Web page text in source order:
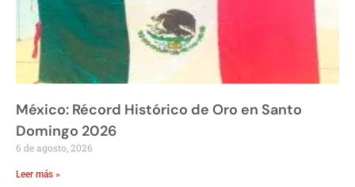
México: Récord Histórico de Oro en Santo
Domingo 2026
6 de agosto, 2026
Leer más »